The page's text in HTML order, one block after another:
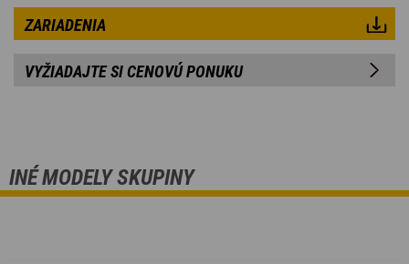
ZARIADENIA
VYŽIADAJTE SI CENOVÚ PONUKU
INÉ MODELY SKUPINY